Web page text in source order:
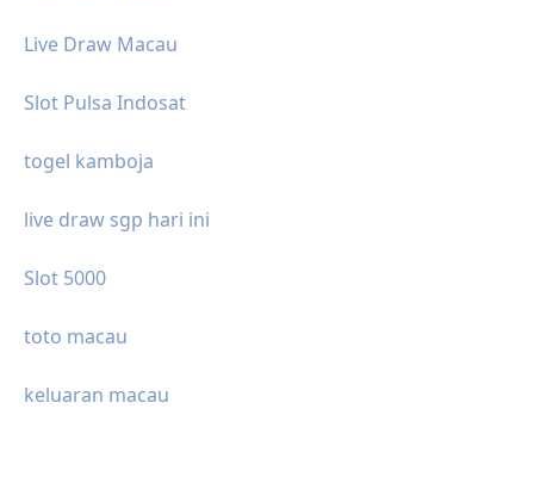
Live Draw Macau
Slot Pulsa Indosat
togel kamboja
live draw sgp hari ini
Slot 5000
toto macau
keluaran macau